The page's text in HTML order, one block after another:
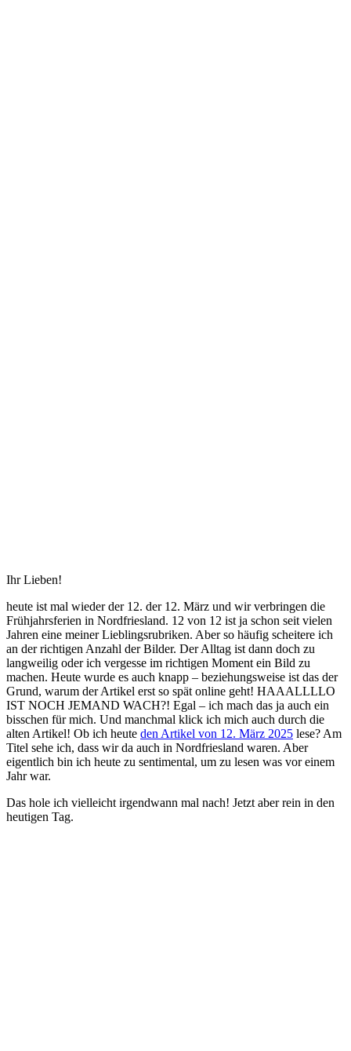
Ihr Lieben!
heute ist mal wieder der 12. der 12. März und wir verbringen die
Frühjahrsferien in Nordfriesland. 12 von 12 ist ja schon seit vielen
Jahren eine meiner Lieblingsrubriken. Aber so häufig scheitere ich
an der richtigen Anzahl der Bilder. Der Alltag ist dann doch zu
langweilig oder ich vergesse im richtigen Moment ein Bild zu
machen. Heute wurde es auch knapp – beziehungsweise ist das der
Grund, warum der Artikel erst so spät online geht! HAAALLLLO
IST NOCH JEMAND WACH?! Egal – ich mach das ja auch ein
bisschen für mich. Und manchmal klick ich mich auch durch die
alten Artikel! Ob ich heute den Artikel von 12. März 2025 lese? Am
Titel sehe ich, dass wir da auch in Nordfriesland waren. Aber
eigentlich bin ich heute zu sentimental, um zu lesen was vor einem
Jahr war.
Das hole ich vielleicht irgendwann mal nach! Jetzt aber rein in den
heutigen Tag.